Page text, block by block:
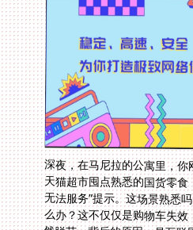
深夜，在马尼拉的公寓里，
天猫超市囤点熟悉的国货零
无法服务”提示。这场景熟悉
么办？这不仅仅是购物车失
然脱节。背后的原因，是互
制。但别急，这种与国内优
音娱乐到生活服务，都有清